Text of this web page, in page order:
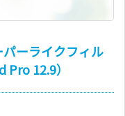
パーライクフィル
12.9）